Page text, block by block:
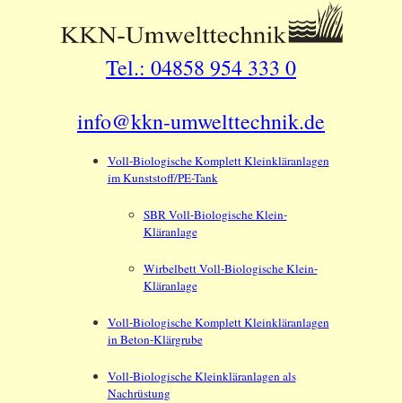
Tel.: 04858 954 333 0
info@kkn-umwelttechnik.de
Voll-Biologische Komplett Kleinkläranlagen
im Kunststoff/PE-Tank
SBR Voll-Biologische Klein-
Kläranlage
Wirbelbett Voll-Biologische Klein-
Kläranlage
Voll-Biologische Komplett Kleinkläranlagen
in Beton-Klärgrube
Voll-Biologische Kleinkläranlagen als
Nachrüstung